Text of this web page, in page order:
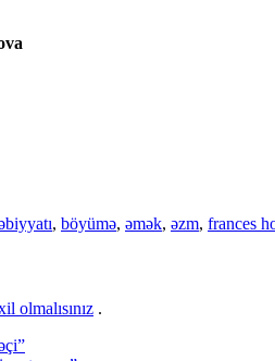
, böyümə, əmək, əzm, frances
olmalısınız .